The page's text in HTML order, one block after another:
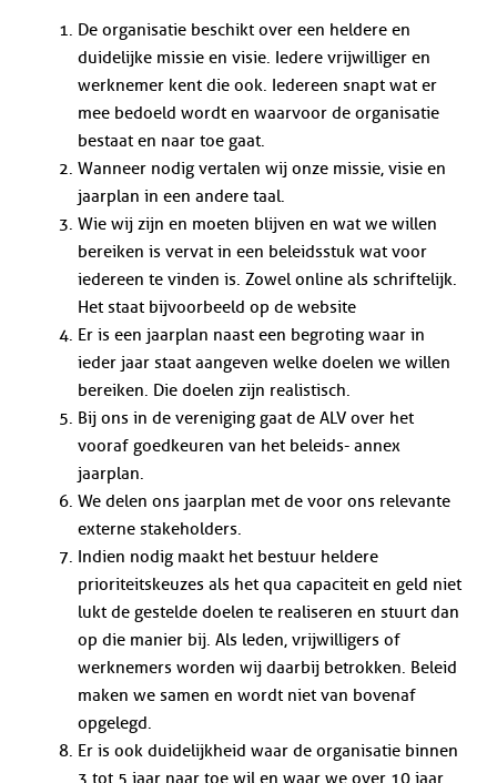
De organisatie beschikt over een heldere en
duidelijke missie en visie. Iedere vrijwilliger en
werknemer kent die ook. Iedereen snapt wat er
mee bedoeld wordt en waarvoor de organisatie
bestaat en naar toe gaat.
Wanneer nodig vertalen wij onze missie, visie en
jaarplan in een andere taal.
Wie wij zijn en moeten blijven en wat we willen
bereiken is vervat in een beleidsstuk wat voor
iedereen te vinden is. Zowel online als schriftelijk.
Het staat bijvoorbeeld op de website
Er is een jaarplan naast een begroting waar in
ieder jaar staat aangeven welke doelen we willen
bereiken. Die doelen zijn realistisch.
Bij ons in de vereniging gaat de ALV over het
vooraf goedkeuren van het beleids- annex
jaarplan.
We delen ons jaarplan met de voor ons relevante
externe stakeholders.
Indien nodig maakt het bestuur heldere
prioriteitskeuzes als het qua capaciteit en geld niet
lukt de gestelde doelen te realiseren en stuurt dan
op die manier bij. Als leden, vrijwilligers of
werknemers worden wij daarbij betrokken. Beleid
maken we samen en wordt niet van bovenaf
opgelegd.
Er is ook duidelijkheid waar de organisatie binnen
3 tot 5 jaar naar toe wil en waar we over 10 jaar